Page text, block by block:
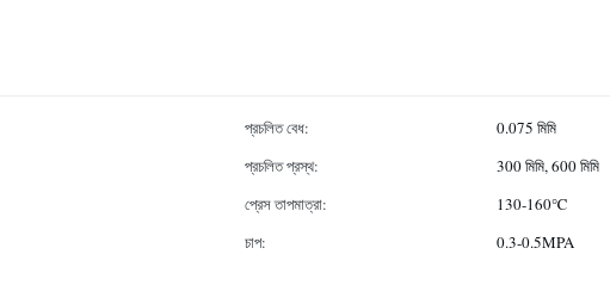
প্রচলিত বেধ:
0.075 মিমি
প্রচলিত প্রস্থ:
300 মিমি, 600 মিমি
প্রেস তাপমাত্রা:
130-160℃
চাপ:
0.3-0.5MPA